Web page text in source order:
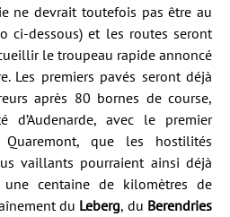
ne devrait toutefois pas être au
ci-dessous) et les routes seront
le troupeau rapide annoncé
Les premiers pavés seront déjà
après 80 bornes de course,
d’Audenarde, avec le premier
que les hostilités
vaillants pourraient ainsi déjà
centaine de kilomètres de
du Leberg, du Berendries